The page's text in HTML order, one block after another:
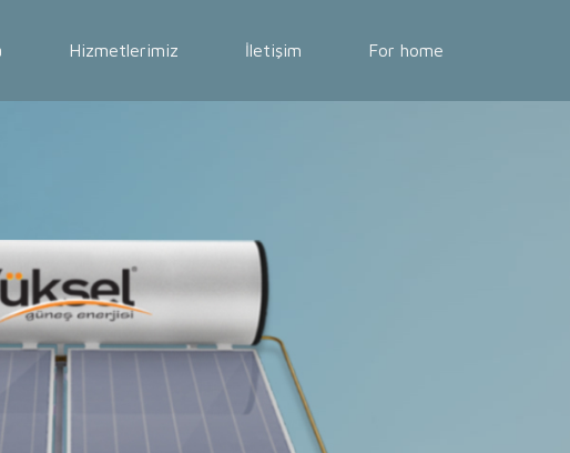
Hizmetlerimiz İletişim For home